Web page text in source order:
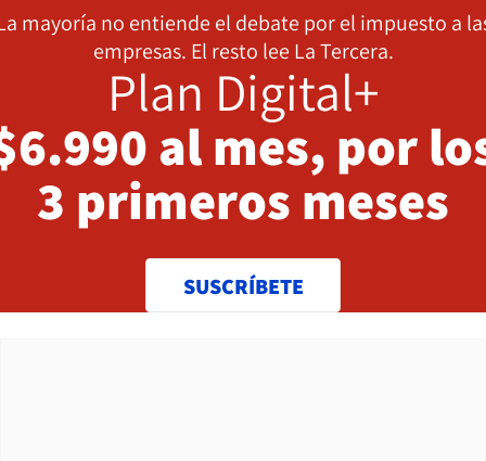
mayoría no entiende el debate por el impuesto a
empresas. El resto lee La Tercera.
Plan Digital+
al mes, por
3 primeros meses
SUSCRÍBETE